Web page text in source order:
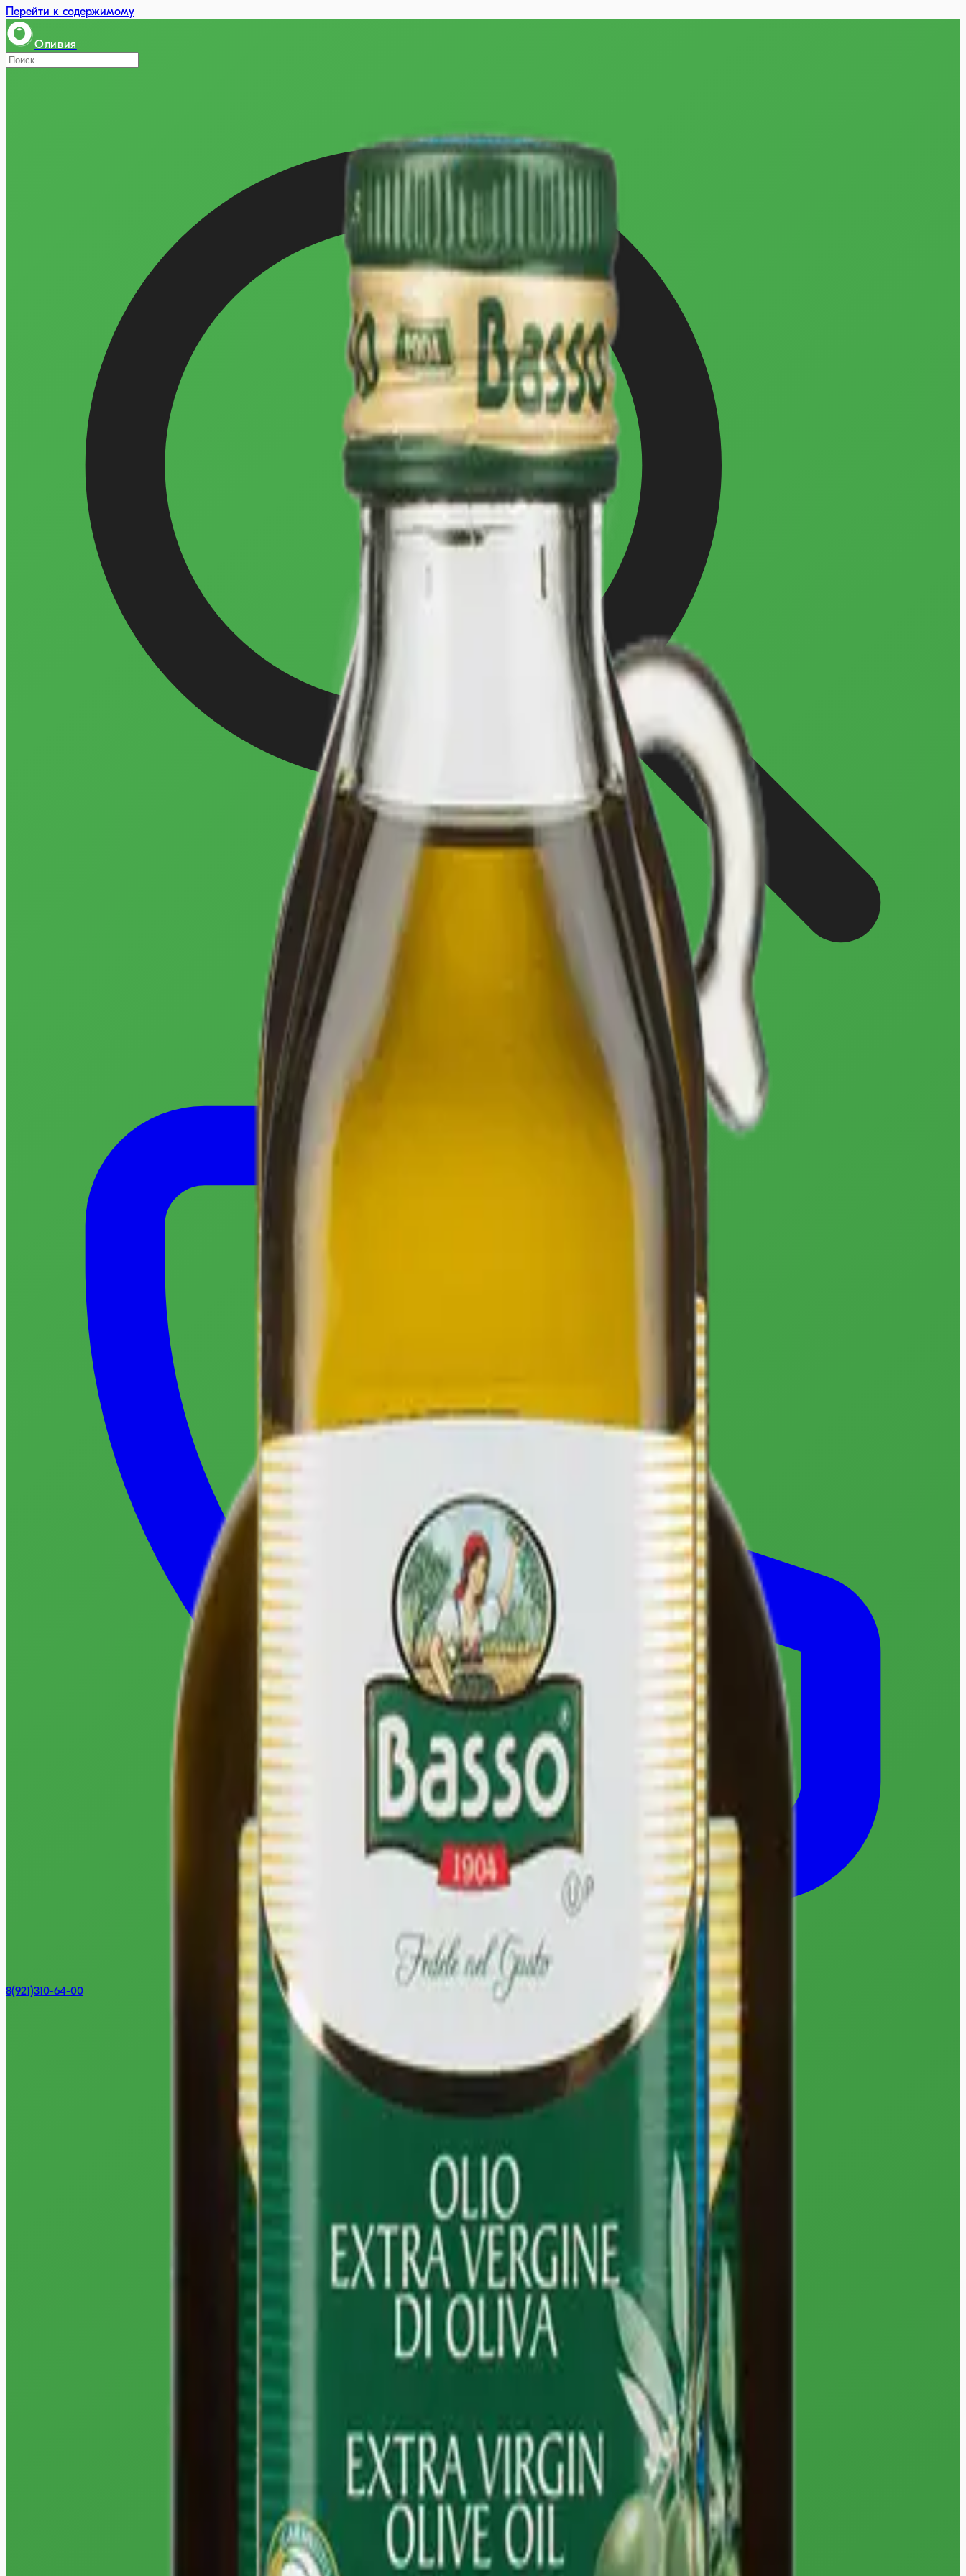
Перейти к содержимому
Оливия
8(921)310-64-00